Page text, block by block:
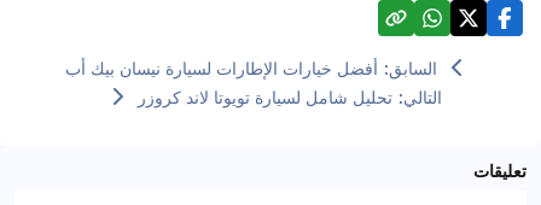
السابق: أفضل خيارات الإطارات لسيارة نيسان بيك أب
التالي: تحليل شامل لسيارة تويوتا لاند كروزر
تعليقات